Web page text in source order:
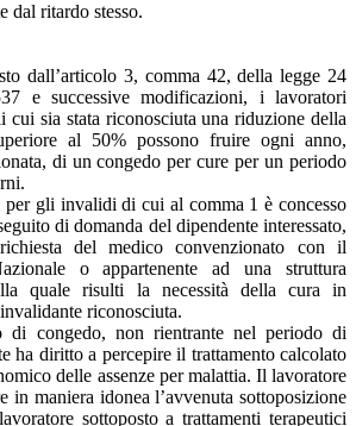
dal ritardo stesso.
dall’articolo 3, comma 42, della legge 24
e successive modificazioni, i lavoratori
sia stata riconosciuta una riduzione della
al 50% possono fruire ogni anno,
di un congedo per cure per un periodo
gli invalidi di cui al comma 1 è concesso
di domanda del dipendente interessato,
del medico convenzionato con il
o appartenente ad una struttura
quale risulti la necessità della cura in
riconosciuta.
di congedo, non rientrante nel periodo di
ha diritto a percepire il trattamento calcolato
delle assenze per malattia. Il lavoratore
in maniera idonea l’avvenuta sottoposizione
sottoposto a trattamenti terapeutici